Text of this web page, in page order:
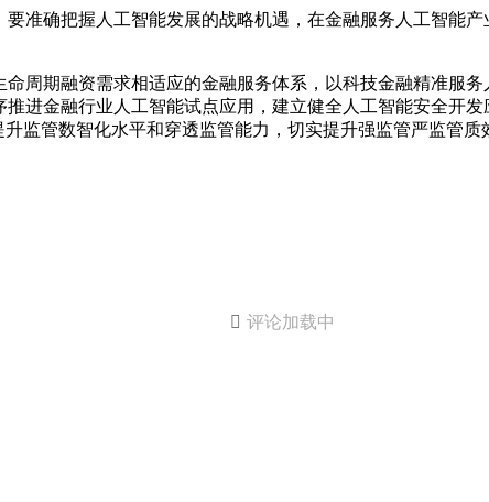
准确把握人工智能发展的战略机遇，在金融服务人工智能
周期融资需求相适应的金融服务体系，以科技金融精准服
进金融行业人工智能试点应用，建立健全人工智能安全开
监管数智化水平和穿透监管能力，切实提升强监管严监管质
 评论加载中